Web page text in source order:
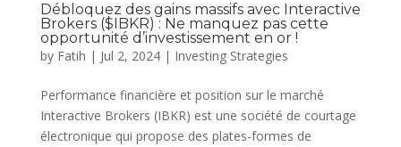
Débloquez des gains massifs avec Interactive
Brokers ($IBKR) : Ne manquez pas cette
opportunité d’investissement en or !
by Fatih | Jul 2, 2024| Investing Strategies
Performance financière et position sur le marché
Interactive Brokers (IBKR) est une société de courtage
électronique qui propose des plates-formes de